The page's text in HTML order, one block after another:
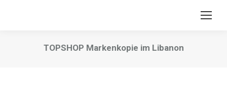
TOPSHOP Markenkopie im Libanon